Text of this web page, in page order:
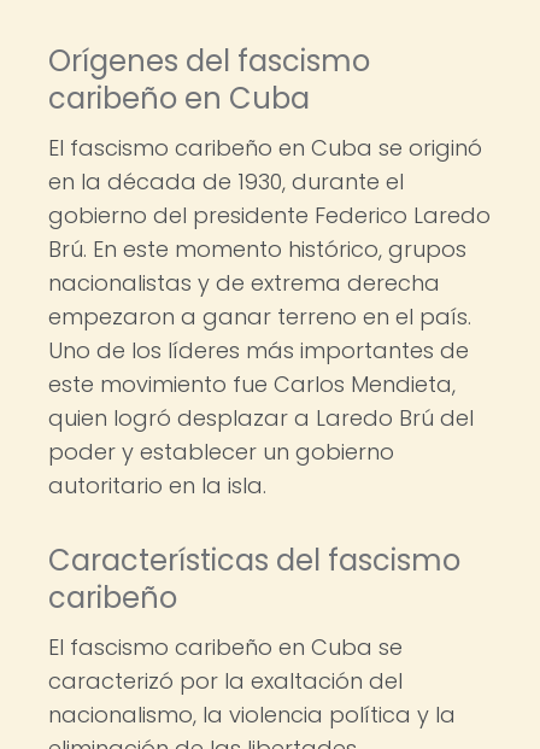
Orígenes del fascismo
caribeño en Cuba
El fascismo caribeño en Cuba se originó
en la década de 1930, durante el
gobierno del presidente Federico Laredo
Brú. En este momento histórico, grupos
nacionalistas y de extrema derecha
empezaron a ganar terreno en el país.
Uno de los líderes más importantes de
este movimiento fue Carlos Mendieta,
quien logró desplazar a Laredo Brú del
poder y establecer un gobierno
autoritario en la isla.
Características del fascismo
caribeño
El fascismo caribeño en Cuba se
caracterizó por la exaltación del
nacionalismo, la violencia política y la